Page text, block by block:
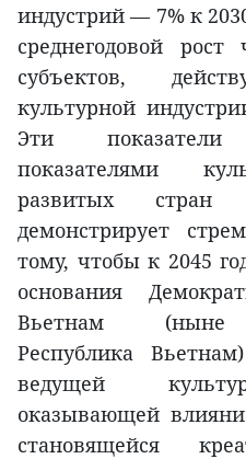
индустрий — 7% к
среднегодовой рост
субъектов,
культурной
Эти
показателями
развитых
демонстрирует
тому, чтобы к 2045
основания
Вьетнам (ныне
Республика
ведущей
оказывающей
становящейся